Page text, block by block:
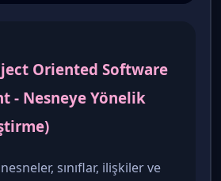
Oriented Software
- Nesneye Yönelik
nesneler, sınıflar, ilişkiler ve